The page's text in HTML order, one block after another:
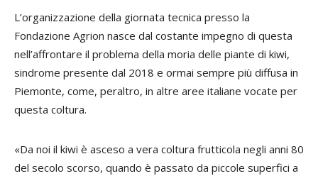
L’organizzazione della giornata tecnica presso la
Fondazione Agrion nasce dal costante impegno di questa
nell’affrontare il problema della moria delle piante di kiwi,
sindrome presente dal 2018 e ormai sempre più diffusa in
Piemonte, come, peraltro, in altre aree italiane vocate per
questa coltura.
«Da noi il kiwi è asceso a vera coltura frutticola negli anni 80
del secolo scorso, quando è passato da piccole superfici a